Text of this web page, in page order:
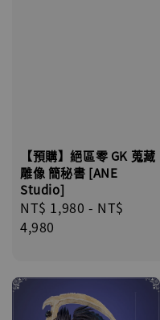
【預購】絕區零 GK 蒐藏
雕像 簡秘書 [ANE
Studio]
Regular
price
NT$ 1,980 - NT$
4,980